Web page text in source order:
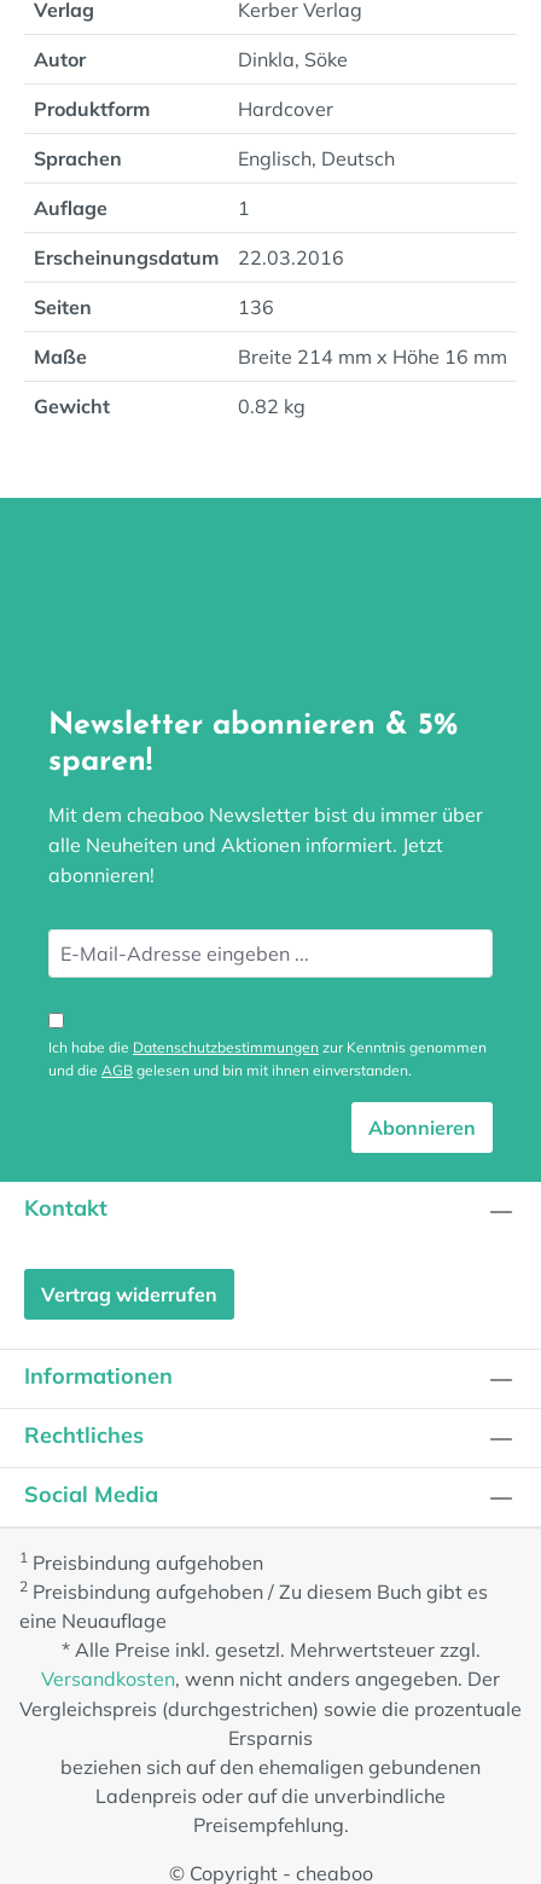
Verlag Kerber Verlag
Autor Dinkla, Söke
Produktform Hardcover
Sprachen Englisch, Deutsch
Auflage 1
Erscheinungsdatum 22.03.2016
Seiten 136
Maße Breite 214 mm x Höhe 16 mm
Gewicht 0.82 kg
Newsletter abonnieren & 5%
sparen!
Mit dem cheaboo Newsletter bist du immer über
alle Neuheiten und Aktionen informiert. Jetzt
abonnieren!
Ich habe die Datenschutzbestimmungen zur Kenntnis genommen
und die AGB gelesen und bin mit ihnen einverstanden.
Abonnieren
Kontakt
Vertrag widerrufen
Informationen
Rechtliches
Social Media
1 Preisbindung aufgehoben
2 Preisbindung aufgehoben / Zu diesem Buch gibt es
eine Neuauflage
* Alle Preise inkl. gesetzl. Mehrwertsteuer zzgl.
Versandkosten, wenn nicht anders angegeben. Der
Vergleichspreis (durchgestrichen) sowie die prozentuale
Ersparnis
beziehen sich auf den ehemaligen gebundenen
Ladenpreis oder auf die unverbindliche
Preisempfehlung.
© Copyright - cheaboo